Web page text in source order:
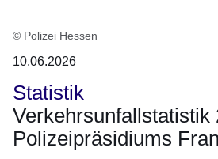
© Polizei Hessen
10.06.2026
Statistik
Verkehrsunfallstatistik
Polizeipräsidiums